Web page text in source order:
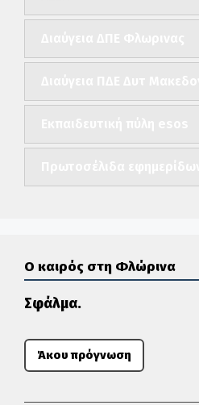
Ο καιρός στη Φλώρινα
Σφάλμα.
Άκου πρόγνωση